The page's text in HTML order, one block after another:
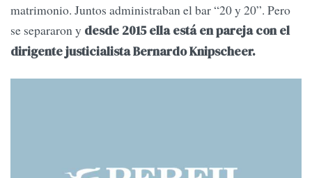
matrimonio. Juntos administraban el bar “20 y 20”. Pero
se separaron y desde 2015 ella está en pareja con el
dirigente justicialista Bernardo Knipscheer.